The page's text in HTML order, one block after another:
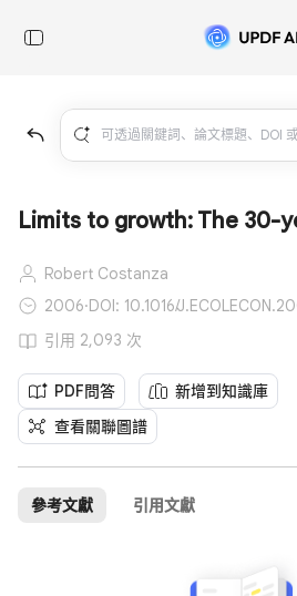
Limits to growth: The 30-
Robert Costanza
2006·DOI: 10.1016/
引用 2,093 次
PDF問答 新增到知識庫
查看關聯圖譜
參考文獻 引用文獻